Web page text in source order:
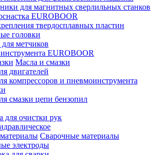
для магнитных сверлильных станков
EUROBOOR
твердосплавных пластин
головки
метчиков
EUROBOOR
Масла и смазки
двигателей
компрессоров и пневмоинструмента
смазки цепи бензопил
для очистки рук
Сварочные материалы
электроды